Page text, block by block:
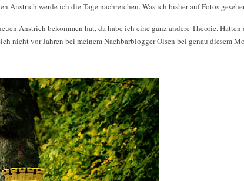
Anstrich werde ich die Tage nachreichen. Was ich bisher auf Fotos
Anstrich bekommen hat, da habe ich eine ganz andere Theorie.
nicht vor Jahren bei meinem Nachbarblogger Olsen bei genau diesem